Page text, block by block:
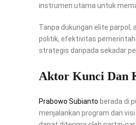
instrumen utama untuk
Tanpa dukungan elite parpol,
politik, efektivitas
strategis daripada sekadar
Aktor Kunci Dan
Prabowo Subianto berada di
menjalankan program dan